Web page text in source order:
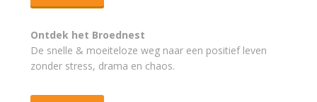
Ontdek het Broednest
De snelle & moeiteloze weg naar een positief leven
zonder stress, drama en chaos.